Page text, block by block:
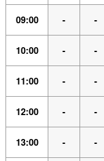
09:00 - -
10:00 - -
11:00 - -
12:00 - -
13:00 - -